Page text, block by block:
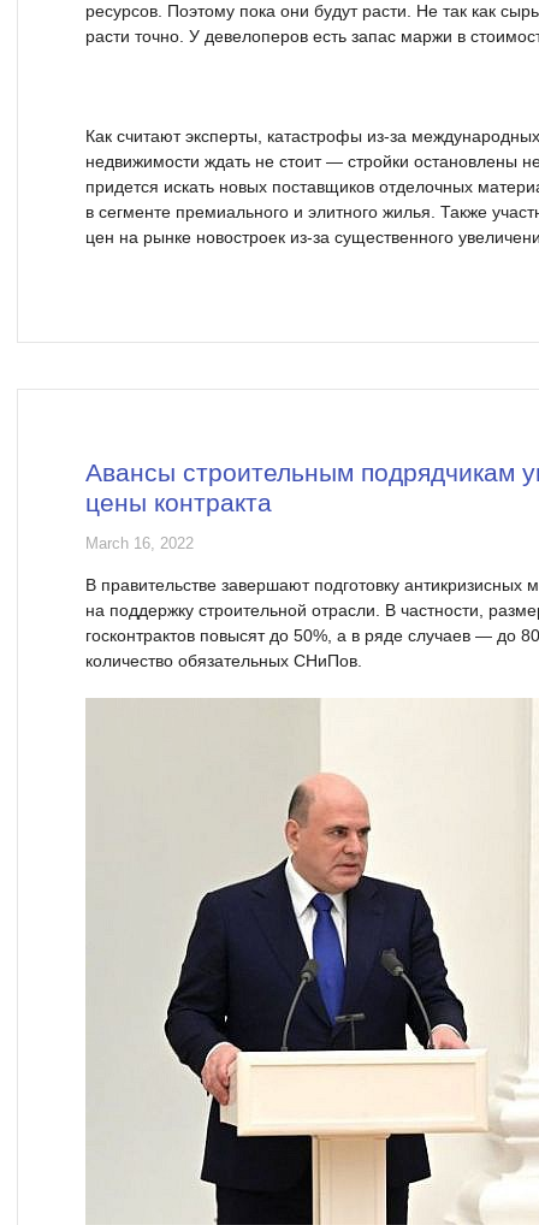
ресурсов. Поэтому пока они будут расти. Не так как
расти точно. У девелоперов есть запас маржи в
Как считают эксперты, катастрофы из-за
недвижимости ждать не стоит — стройки остановлены
придется искать новых поставщиков отделочных
в сегменте премиального и элитного жилья. Также
цен на рынке новостроек из-за существенного
Авансы строительным подрядчикам
цены контракта
March 16, 2022
В правительстве завершают подготовку
на поддержку строительной отрасли. В частности,
госконтрактов повысят до 50%, а в ряде случаев — до
количество обязательных СНиПов.